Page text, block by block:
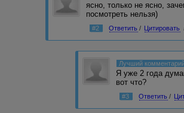
ясно, только не ясно,
посмотреть нельзя)
#2 Ответить / Цитировать
Лучший
Я уже 2 года
вот что?
#3 Ответить /